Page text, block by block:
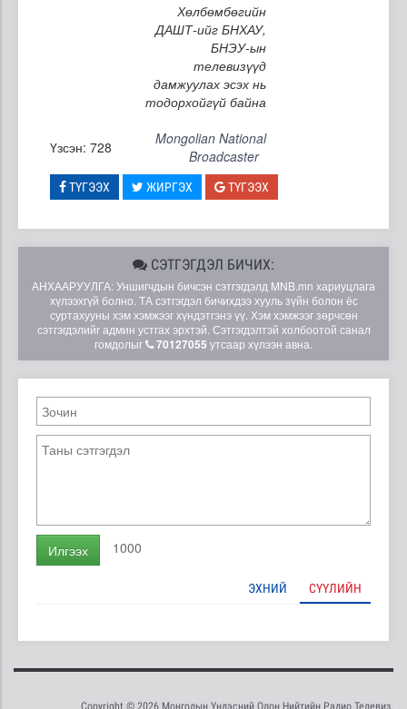
Хөлбөмбөгийн
ДАШТ-ийг БНХАУ,
БНЭУ-ын
телевизүүд
дамжуулах эсэх нь
тодорхойгүй байна
Үзсэн: 728
Mongolian National
Broadcaster
ТҮГЭЭХ ЖИРГЭХ ТҮГЭЭХ
СЭТГЭГДЭЛ БИЧИХ:
АНХААРУУЛГА: Уншигчдын бичсэн сэтгэгдэлд MNB.mn хариуцлага
хүлээхгүй болно. ТА сэтгэгдэл бичихдээ хууль зүйн болон ёс
суртахууны хэм хэмжээг хүндэтгэнэ үү. Хэм хэмжээг зөрчсөн
сэтгэгдэлийг админ устгах эрхтэй. Сэтгэгдэлтэй холбоотой санал
гомдолыг
70127055 утсаар хүлээн авна.
Илгээх 1000
ЭХНИЙ СҮҮЛИЙН
Copyright © 2026 Монголын Үндэсний Олон Нийтийн Радио Телевиз.